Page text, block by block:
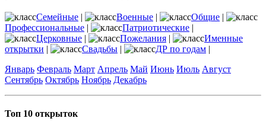
Семейные | Военные | Общие |
Профессиональные | Патриотические |
Церковные | Пожелания |
Именные
открытки | Свадьбы | ДР по годам |
Январь Февраль Март Апрель Май Июнь Июль Август
Сентябрь Октябрь Ноябрь Декабрь
Топ 10 открыток